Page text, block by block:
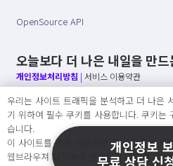
OpenSource API
오늘보다 더 나은 내일을 만
개인정보처리방침 | 서비스 이용약관
○ 개인정보보호 컴플라이언스를 선도하겠습
○ 정보주체의 권리를 보장하겠습니다.
○ 기업의 개인정보보호를 위한 효율적 관리를
우리는 사이트 트래픽을 분석하고 더 나은
기 위하여 필수 쿠키를 사용합니다. 쿠키는
습니다.
이 사이트를 계속 사용하면 쿠키 사용에 동
웹브라우져 설정에서 언제든지 쿠키를 삭제
개인정보
무료 상담 신